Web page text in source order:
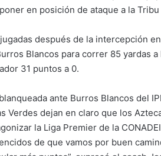
en posición de ataque a la Tribu
después de la intercepción
Blancos para correr 85 yardas
31 puntos a 0.
ante Burros Blancos del
Verdes dejan en claro que los
la Liga Premier de la
de que vamos por buen